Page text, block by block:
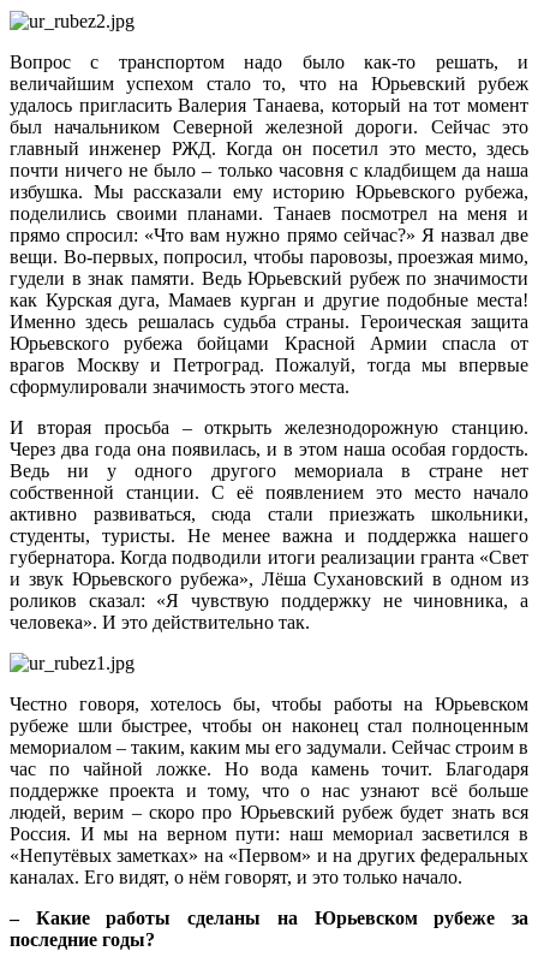
Вопрос с транспортом надо было как‑то решать, и
величайшим успехом стало то, что на Юрьевский рубеж
удалось пригласить Валерия Танаева, который на тот момент
был начальником Северной железной дороги. Сейчас это
главный инженер РЖД. Когда он посетил это место, здесь
почти ничего не было – только часовня с кладбищем да наша
избушка. Мы рассказали ему историю Юрьевского рубежа,
поделились своими планами. Танаев посмотрел на меня и
прямо спросил: «Что вам нужно прямо сейчас?» Я назвал две
вещи. Во-первых, попросил, чтобы паровозы, проезжая мимо,
гудели в знак памяти. Ведь Юрьевский рубеж по значимости
как Курская дуга, Мамаев курган и другие подобные места!
Именно здесь решалась судьба страны. Героическая защита
Юрьевского рубежа бойцами Красной Армии спасла от
врагов Москву и Петроград. Пожалуй, тогда мы впервые
сформулировали значимость этого места.
И вторая просьба – открыть железнодорожную станцию.
Через два года она появилась, и в этом наша особая гордость.
Ведь ни у одного другого мемориала в стране нет
собственной станции. С её появлением это место начало
активно развиваться, сюда стали приезжать школьники,
студенты, туристы. Не менее важна и поддержка нашего
губернатора. Когда подводили итоги реализации гранта «Свет
и звук Юрьевского рубежа», Лёша Сухановский в одном из
роликов сказал: «Я чувствую поддержку не чиновника, а
человека». И это действительно так.
Честно говоря, хотелось бы, чтобы работы на Юрьевском
рубеже шли быстрее, чтобы он наконец стал полноценным
мемориалом – таким, каким мы его задумали. Сейчас строим в
час по чайной ложке. Но вода камень точит. Благодаря
поддержке проекта и тому, что о нас узнают всё больше
людей, верим – скоро про Юрьевский рубеж будет знать вся
Россия. И мы на верном пути: наш мемориал засветился в
«Непутёвых заметках» на «Первом» и на других федеральных
каналах. Его видят, о нём говорят, и это только начало.
– Какие работы сделаны на Юрьевском рубеже за
последние годы?